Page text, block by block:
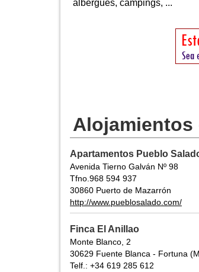
albergues, campings, ...
Apartamentos Pueblo
Avenida Tierno Galván Nº 98
Tfno.968 594 937
30860 Puerto de Mazarrón
http://www.pueblosalado.com/
Finca El Anillao
Monte Blanco, 2
30629 Fuente Blanca - Fortuna
Telf.: +34 619 285 612